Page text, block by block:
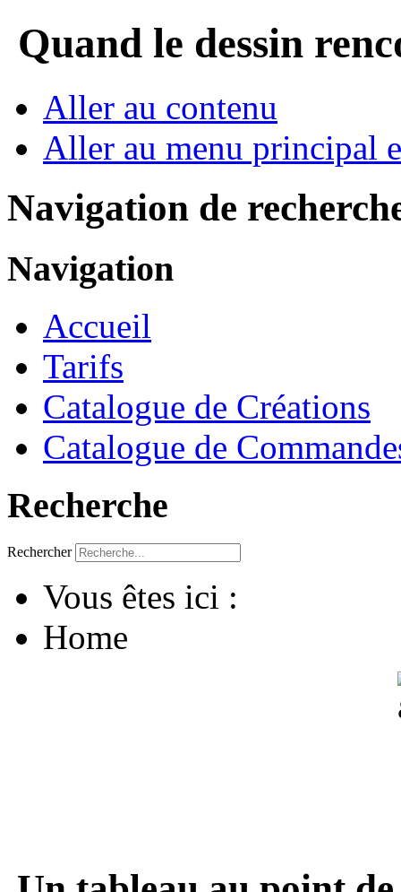
Quand le dessin
Aller au contenu
Aller au menu principal
Navigation de
Navigation
Accueil
Tarifs
Catalogue de Créations
Catalogue de
Recherche
Rechercher
Vous êtes ici :
Home